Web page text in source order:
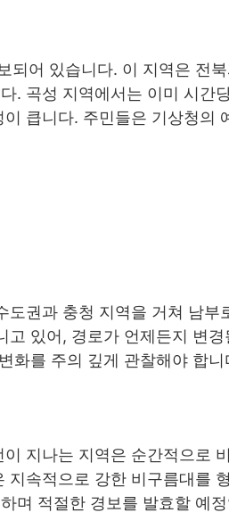
어 있습니다. 이 지역은 전
. 곡성 지역에서는 이미 시간
큽니다. 주민들은 기상청의
권과 충청 지역을 거쳐 남부
있어, 경로가 언제든지 변
화를 주의 깊게 관찰해야 합니
지나는 지역은 순간적으로
속적으로 강한 비구름대를
며 적절한 경보를 발효할 예